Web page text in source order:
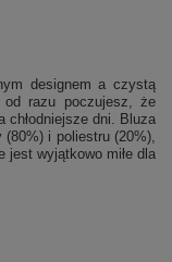
designem a czystą
od razu poczujesz, że
chłodniejsze dni. Bluza
i poliestru (20%),
jest wyjątkowo miłe dla